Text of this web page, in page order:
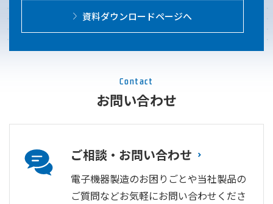
資料ダウンロードページへ
Contact
お問い合わせ
ご相談・お問い合わせ
電子機器製造のお困りごとや当社製品の
ご質問などお気軽にお問い合わせくださ